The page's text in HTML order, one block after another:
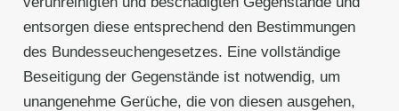
entsorgen diese entsprechend den Bestimmungen
des Bundesseuchengesetzes. Eine vollständige
Beseitigung der Gegenstände ist notwendig, um
unangenehme Gerüche, die von diesen ausgehen,